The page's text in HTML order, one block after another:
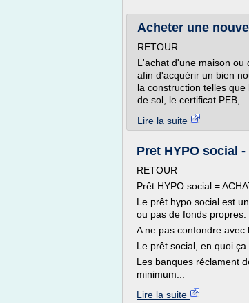
Acheter une
RETOUR
L'achat d'une maison ou
afin d'acquérir un bien
la construction telles
de sol, le certificat PEB,
Lire la suite
Pret HYPO social
RETOUR
Prêt HYPO social =
Le prêt hypo social est
ou pas de fonds propres.
A ne pas confondre avec
Le prêt social, en quoi ça
Les banques réclament
minimum...
Lire la suite